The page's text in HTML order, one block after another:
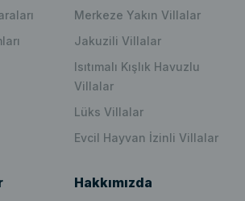
Merkeze Yakın Villalar
Jakuzili Villalar
Isıtımalı Kışlık Havuzlu
Villalar
Lüks Villalar
Evcil Hayvan İzinli Villalar
Hakkımızda